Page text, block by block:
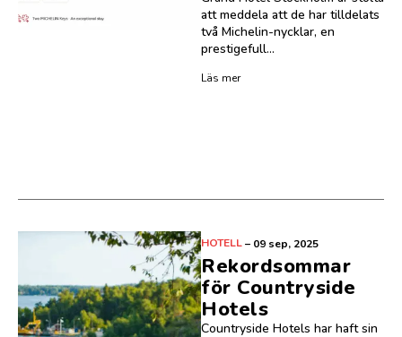
att meddela att de har tilldelats
två Michelin-nycklar, en
prestigefull...
Läs mer
HOTELL– 09 sep, 2025
Rekordsommar
för Countryside
Hotels
Countryside Hotels har haft sin